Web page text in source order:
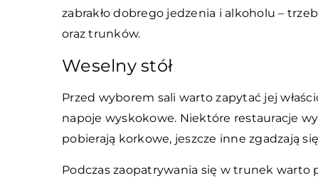
zabrakło dobrego jedzenia i alkoholu –
oraz trunków.
Weselny stół
Przed wyborem sali warto zapytać jej
napoje wyskokowe. Niektóre restauracje
pobierają korkowe, jeszcze inne zgadzają
Podczas zaopatrywania się w trunek